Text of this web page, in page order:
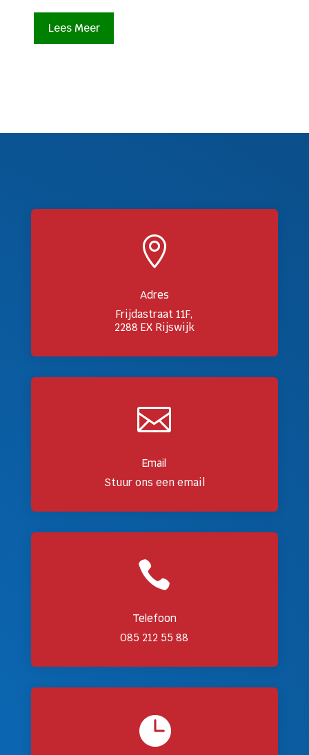
Lees Meer

Adres
Frijdastraat 11F,
2288 EX Rijswijk

Email
Stuur ons een email

Telefoon
085 212 55 88
